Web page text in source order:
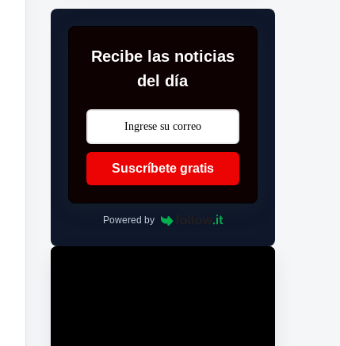
Recibe las noticias
del día
Suscríbete gratis
Powered by